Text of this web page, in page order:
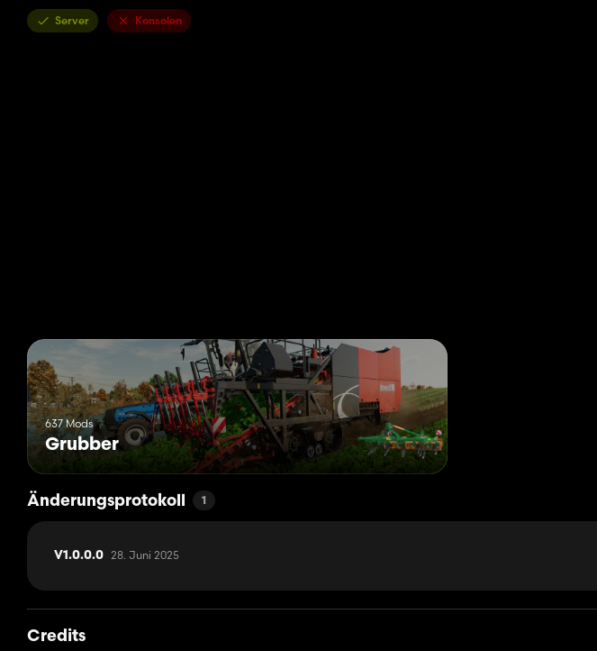
✅ wird schmutzig und gewaschen
Server Konsolen
637 Mods
Grubber
Änderungsprotokoll 1
V1.0.0.0 28. Juni 2025
Credits